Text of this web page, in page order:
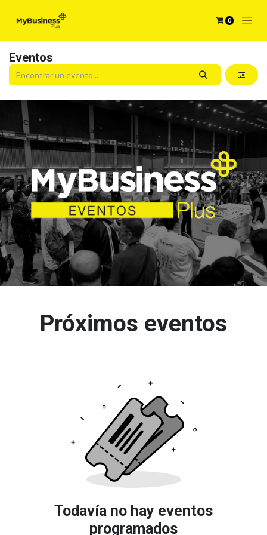
0
Eventos
Próximos eventos
Todavía no hay eventos
programados